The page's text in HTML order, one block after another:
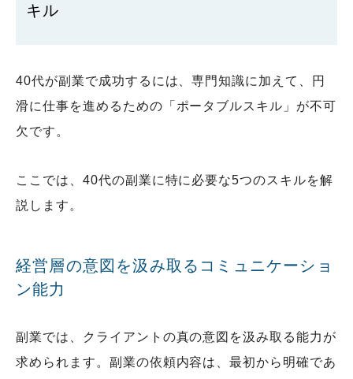
キル
40代が副業で成功するには、専門知識に加えて、円
滑に仕事を進めるための「ポータブルスキル」が不可
欠です。
ここでは、40代の副業に特に必要な5つのスキルを解
説します。
経営層の意図を汲み取るコミュニケーショ
ン能力
副業では、クライアントの真の意図を汲み取る能力が
求められます。副業の依頼内容は、最初から明確であ